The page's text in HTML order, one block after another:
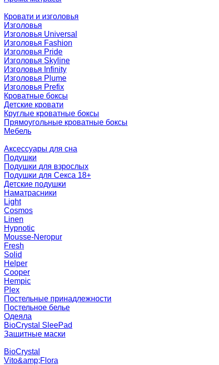
Кровати и изголовья
Изголовья
Изголовья Universal
Изголовья Fashion
Изголовья Pride
Изголовья Skyline
Изголовья Infinity
Изголовья Plume
Изголовья Prefix
Кроватные боксы
Детские кровати
Круглые кроватные боксы
Прямоугольные кроватные боксы
Мебель
Аксессуары для сна
Подушки
Подушки для взрослых
Подушки для Секса 18+
Детские подушки
Наматрасники
Light
Cosmos
Linen
Hypnotic
Mousse-Neropur
Fresh
Solid
Helper
Cooper
Hempic
Plex
Постельные принадлежности
Постельное белье
Одеяла
BioCrystal SleePad
Защитные маски
BioCrystal
Vito&amp;Flora